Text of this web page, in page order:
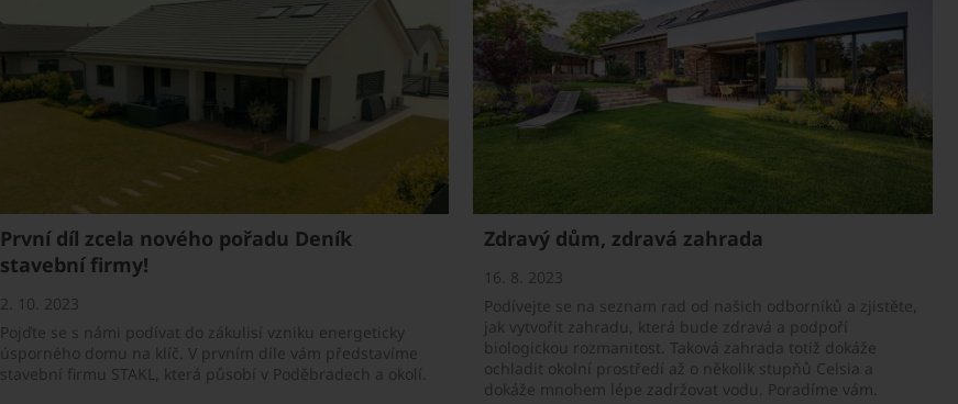
První díl zcela nového pořadu Deník
stavební firmy!
2. 10. 2023
Pojďte se s námi podívat do zákulisí vzniku energeticky
úsporného domu na klíč. V prvním díle vám představíme
stavební firmu STAKL, která působí v Poděbradech a okolí.
Zdravý dům, zdravá zahrada
16. 8. 2023
Podívejte se na seznam rad od našich odborníků a zjistěte,
jak vytvořit zahradu, která bude zdravá a podpoří
biologickou rozmanitost. Taková zahrada totiž dokáže
ochladit okolní prostředí až o několik stupňů Celsia a
dokáže mnohem lépe zadržovat vodu. Poradíme vám.